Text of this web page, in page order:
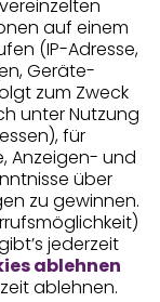
auf einem
(IP-Adresse,
Geräte-
zum Zweck
unter Nutzung
für
Anzeigen- und
über
zu gewinnen.
jederzeit
ablehnen
ablehnen.